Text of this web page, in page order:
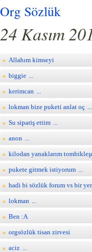
Org Sözlük
24 Kasım
Allahım kimseyi
biggie
kerimcan
lokman bize puketi anlat oç
Su sipariş ettim
anon
kilodan yanaklarım
pukete gitmek istiyorum
hadi bi sözlük forum vs bir
lokman
Ben :A
orgsözlük tisan zirvesi
aciz